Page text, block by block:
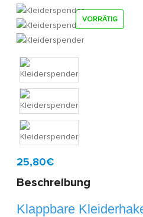
VORRÄTIG
Schnell zu Hause, 2 bis 3
25,80€
Beschreibung
Klappbare